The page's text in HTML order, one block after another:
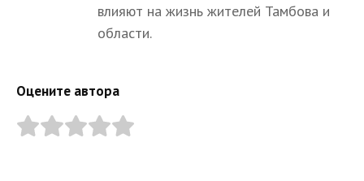
влияют на жизнь жителей Тамбова и
области.
Оцените автора